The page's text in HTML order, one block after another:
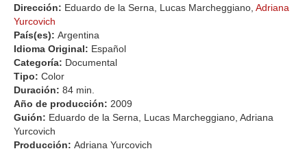
Dirección: Eduardo de la Serna, Lucas Marcheggiano, Adriana
Yurcovich
País(es): Argentina
Idioma Original: Español
Categoría: Documental
Tipo: Color
Duración: 84 min.
Año de producción: 2009
Guión: Eduardo de la Serna, Lucas Marcheggiano, Adriana
Yurcovich
Producción: Adriana Yurcovich